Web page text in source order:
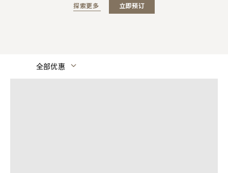
探索更多 立即预订
探索更多 立即预订
探索更多 立即预订
探索更多
探索更多 立即预订
探索更多 立即预订
全部优惠